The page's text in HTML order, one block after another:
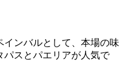
ンバルとして、本場の味
パスとパエリアが人気で